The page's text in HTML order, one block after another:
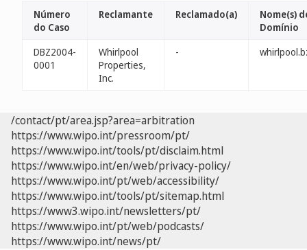
Número
do Caso
Reclamante Reclamado(a)
Nome(s)
Domínio
DBZ2004-
0001
Whirlpool
Properties,
Inc.
-
/contact/pt/area.jsp?area=arbitration
https://www.wipo.int/pressroom/pt/
https://www.wipo.int/tools/pt/disclaim.html
https://www.wipo.int/en/web/privacy-policy/
https://www.wipo.int/pt/web/accessibility/
https://www.wipo.int/tools/pt/sitemap.html
https://www3.wipo.int/newsletters/pt/
https://www.wipo.int/pt/web/podcasts/
https://www.wipo.int/news/pt/